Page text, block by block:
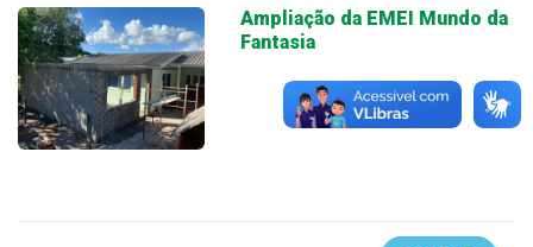
Ampliação da EMEI Mundo da
Fantasia